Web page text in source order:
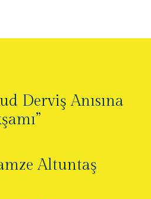
Derviş Anısına
Altuntaş